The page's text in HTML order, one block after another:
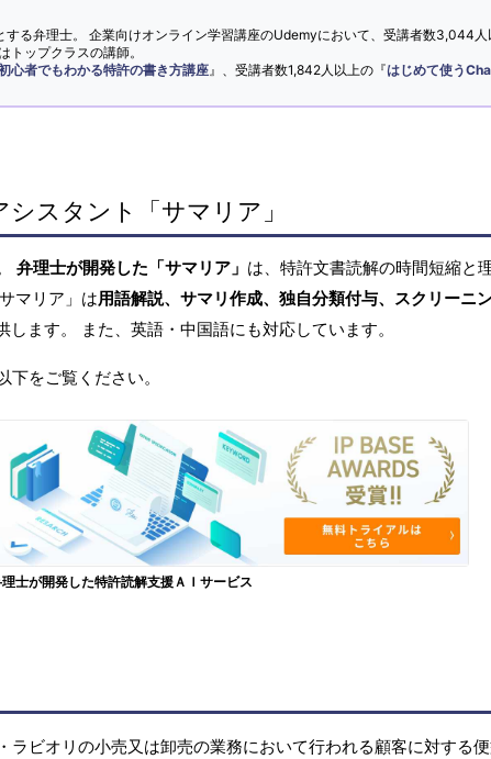
する弁理士。 企業向けオンライン学習講座のUdemyにおいて、受講者数3,044人
トップクラスの講師。
心者でもわかる特許の書き方講座 』、受講者数1,842人以上の『はじめて使う
スタント「サマリア」
弁理士が開発した「サマリア」 は、特許文書読解の時間短縮と
マリア」は用語解説、サマリ作成、独自分類付与、スクリーニ
ます。 また、英語・中国語にも対応しています。
下をご覧ください。
理士が開発した特許読解支援ＡＩサービス
ラビオリの小売又は卸売の業務において行われる顧客に対する